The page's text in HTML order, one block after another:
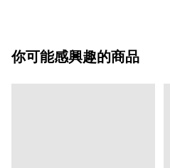
你可能感興趣的商品